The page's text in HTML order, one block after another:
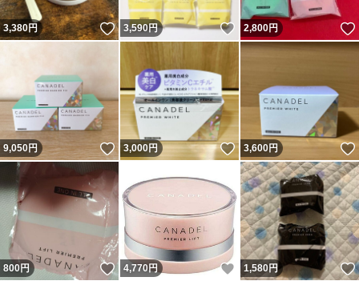
3,380円 いいね！
3,590円 いいね！
2,800円
9,050円 いいね！
3,000円 いいね！
3,600円
800円 いいね！
4,770円 いいね！
1,580円